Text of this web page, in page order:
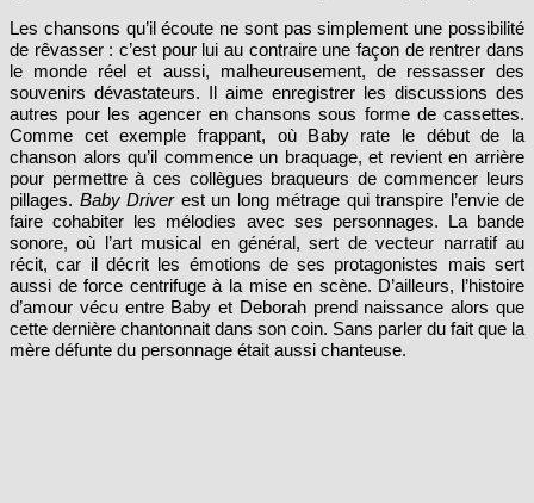
Les chansons qu’il écoute ne sont pas simplement une possibilité
de rêvasser : c’est pour lui au contraire une façon de rentrer dans
le monde réel et aussi, malheureusement, de ressasser des
souvenirs dévastateurs. Il aime enregistrer les discussions des
autres pour les agencer en chansons sous forme de cassettes.
Comme cet exemple frappant, où Baby rate le début de la
chanson alors qu’il commence un braquage, et revient en arrière
pour permettre à ces collègues braqueurs de commencer leurs
pillages. Baby Driverest un long métrage qui transpire l’envie de
faire cohabiter les mélodies avec ses personnages. La bande
sonore, où l’art musical en général, sert de vecteur narratif au
récit, car il décrit les émotions de ses protagonistes mais sert
aussi de force centrifuge à la mise en scène. D’ailleurs, l’histoire
d’amour vécu entre Baby et Deborah prend naissance alors que
cette dernière chantonnait dans son coin. Sans parler du fait que la
mère défunte du personnage était aussi chanteuse.